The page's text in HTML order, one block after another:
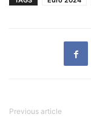
Previous article